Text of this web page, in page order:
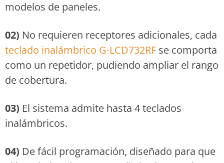
modelos de paneles.
02) No requieren receptores adicionales, cada
teclado inalámbrico G-LCD732RF se comporta
como un repetidor, pudiendo ampliar el rango
de cobertura.
03) El sistema admite hasta 4 teclados
inalámbricos.
04) De fácil programación, diseñado para que